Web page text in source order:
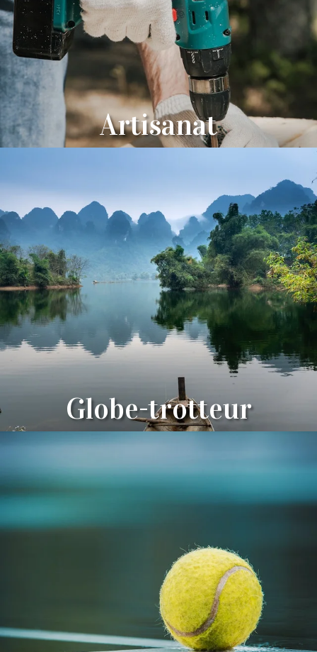
Artisanat
Globe-trotteur